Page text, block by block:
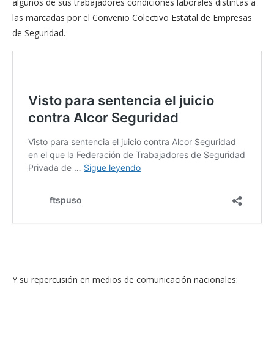
las marcadas por el Convenio Colectivo Estatal de Empresas
de Seguridad.
Y su repercusión en medios de comunicación nacionales: